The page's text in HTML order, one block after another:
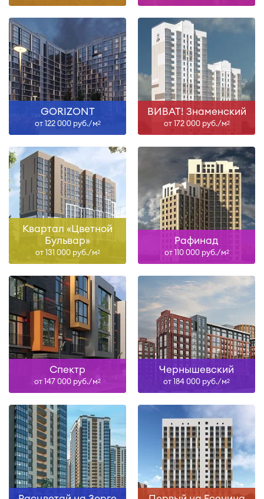
GORIZONT
от 122 000 руб./м2
ВИВАТ! Знаменский
от 172 000 руб./м2
Квартал «Цветной
Бульвар»
от 131 000 руб./м2
Рафинад
от 110 000 руб./м2
Спектр
от 147 000 руб./м2
Чернышевский
от 184 000 руб./м2